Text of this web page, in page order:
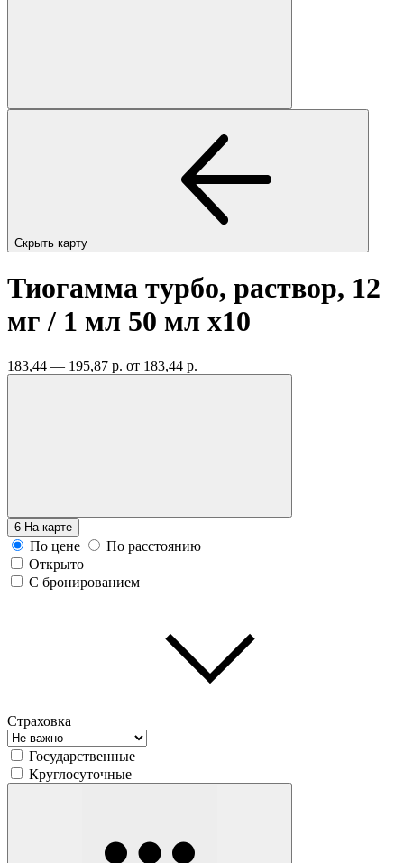
Скрыть карту
Тиогамма турбо, раствор, 12
мг / 1 мл 50 мл x10
183,44 — 195,87 р. от 183,44 р.
6 На карте
По цене
По расстоянию
Открыто
С бронированием
Страховка
Государственные
Круглосуточные